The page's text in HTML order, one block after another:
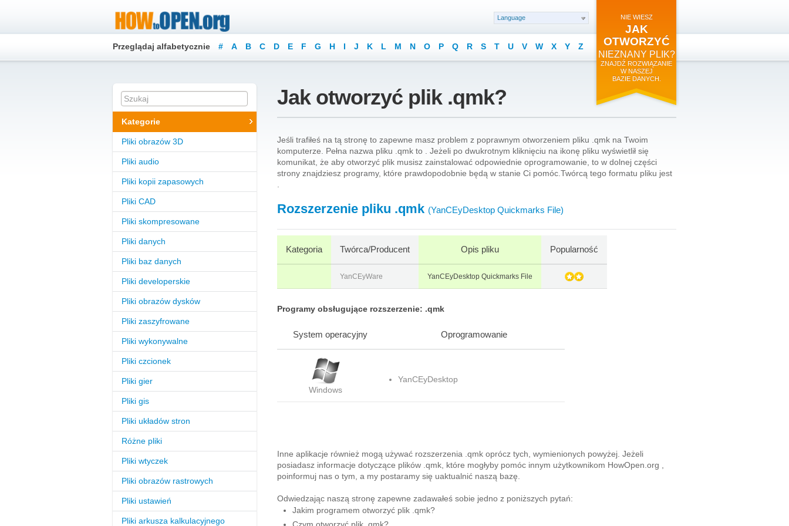
Przeglądaj alfabetycznie # A B C D E F G H I J K L M N O P Q R S T U V W X Y Z
NIE WIESZ
JAK
OTWORZYĆ
NIEZNANY PLIK?
ZNAJDŹ ROZWIĄZANIE
W NASZEJ
BAZIE DANYCH.
Language
Kategorie
Pliki obrazów 3D
Pliki audio
Pliki kopii zapasowych
Pliki CAD
Pliki skompresowane
Pliki danych
Pliki baz danych
Pliki developerskie
Pliki obrazów dysków
Pliki zaszyfrowane
Pliki wykonywalne
Pliki czcionek
Pliki gier
Pliki gis
Pliki układów stron
Różne pliki
Pliki wtyczek
Pliki obrazów rastrowych
Pliki ustawień
Pliki arkusza kalkulacyjnego
Jak otworzyć plik .qmk?
Jeśli trafiłeś na tą stronę to zapewne masz problem z poprawnym otworzeniem pliku .qmk na Twoim
komputerze. Pełna nazwa pliku .qmk to . Jeżeli po dwukrotnym kliknięciu na ikonę pliku wyświetlił się
komunikat, że aby otworzyć plik musisz zainstalować odpowiednie oprogramowanie, to w dolnej części
strony znajdziesz programy, które prawdopodobnie będą w stanie Ci pomóc.Twórcą tego formatu pliku jest
Rozszerzenie pliku .qmk (YanCEyDesktop Quickmarks File)
Kategoria Twórca/Producent Opis pliku Popularność
YanCEyWare YanCEyDesktop Quickmarks File
Programy obsługujące rozszerzenie: .qmk
System operacyjny Oprogramowanie
Windows
YanCEyDesktop
Inne aplikacje również mogą używać rozszerzenia .qmk oprócz tych, wymienionych powyżej. Jeżeli
posiadasz informacje dotyczące plików .qmk, które mogłyby pomóc innym użytkownikom HowOpen.org ,
poinformuj nas o tym, a my postaramy się uaktualnić naszą bazę.
Odwiedzając naszą stronę zapewne zadawałeś sobie jedno z poniższych pytań:
Jakim programem otworzyć plik .qmk?